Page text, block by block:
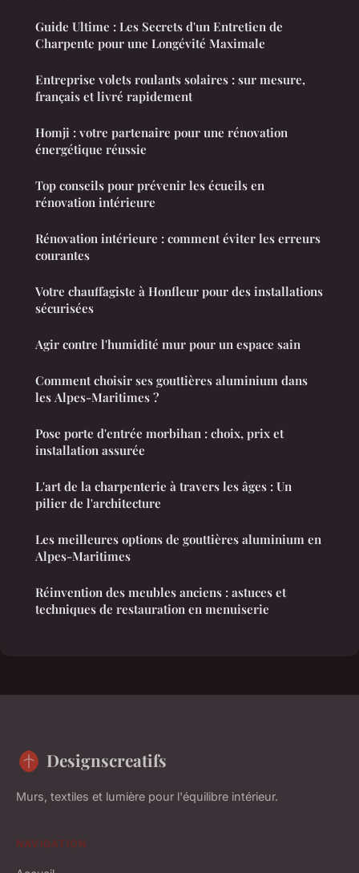
Guide Ultime : Les Secrets d'un Entretien de
Charpente pour une Longévité Maximale
Entreprise volets roulants solaires : sur mesure,
français et livré rapidement
Homji : votre partenaire pour une rénovation
énergétique réussie
Top conseils pour prévenir les écueils en
rénovation intérieure
Rénovation intérieure : comment éviter les erreurs
courantes
Votre chauffagiste à Honfleur pour des installations
sécurisées
Agir contre l'humidité mur pour un espace sain
Comment choisir ses gouttières aluminium dans
les Alpes-Maritimes ?
Pose porte d'entrée morbihan : choix, prix et
installation assurée
L'art de la charpenterie à travers les âges : Un
pilier de l'architecture
Les meilleures options de gouttières aluminium en
Alpes-Maritimes
Réinvention des meubles anciens : astuces et
techniques de restauration en menuiserie
Designscreatifs
Murs, textiles et lumière pour l'équilibre intérieur.
NAVIGATION